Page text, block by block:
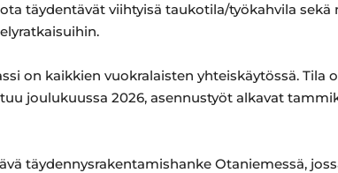
täydentävät viihtyisä taukotila/työkahvila
on kaikkien vuokralaisten yhteiskäytössä. Tila
joulukuussa 2026, asennustyöt alkavat
täydennysrakentamishanke Otaniemessä,